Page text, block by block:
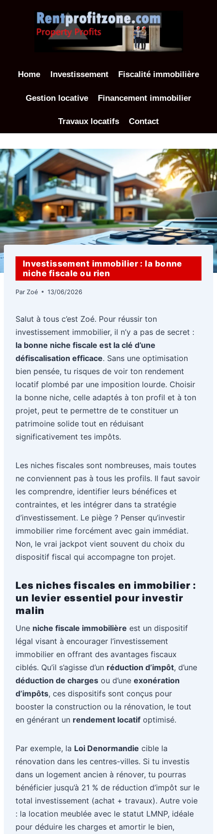
Home Investissement Fiscalité immobilière
Gestion locative Financement immobilier
Travaux locatifs Contact
Investissement immobilier : la bonne
niche fiscale ou rien
Par Zoé 13/06/2026
Salut à tous c’est Zoé. Pour réussir ton
investissement immobilier, il n’y a pas de secret :
la bonne niche fiscale est la clé d’une
défiscalisation efficace. Sans une optimisation
bien pensée, tu risques de voir ton rendement
locatif plombé par une imposition lourde. Choisir
la bonne niche, celle adaptés à ton profil et à ton
projet, peut te permettre de te constituer un
patrimoine solide tout en réduisant
significativement tes impôts.
Les niches fiscales sont nombreuses, mais toutes
ne conviennent pas à tous les profils. Il faut savoir
les comprendre, identifier leurs bénéfices et
contraintes, et les intégrer dans ta stratégie
d’investissement. Le piège ? Penser qu’investir
immobilier rime forcément avec gain immédiat.
Non, le vrai jackpot vient souvent du choix du
dispositif fiscal qui accompagne ton projet.
Les niches fiscales en immobilier :
un levier essentiel pour investir
malin
Une niche fiscale immobilière est un dispositif
légal visant à encourager l’investissement
immobilier en offrant des avantages fiscaux
ciblés. Qu’il s’agisse d’un réduction d’impôt, d’une
déduction de charges ou d’une exonération
d’impôts, ces dispositifs sont conçus pour
booster la construction ou la rénovation, le tout
en générant un rendement locatif optimisé.
Par exemple, la Loi Denormandie cible la
rénovation dans les centres-villes. Si tu investis
dans un logement ancien à rénover, tu pourras
bénéficier jusqu’à 21 % de réduction d’impôt sur le
total investissement (achat + travaux). Autre voie
: la location meublée avec le statut LMNP, idéale
pour déduire les charges et amortir le bien,